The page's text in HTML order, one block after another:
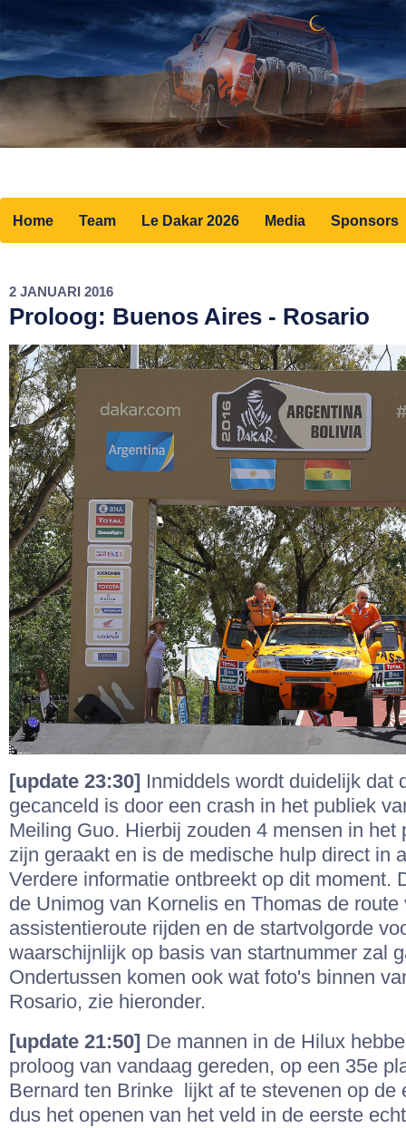
Home Team Le Dakar 2026 Media Sponsors
2 JANUARI 2016
Proloog: Buenos Aires - Rosario
[update 23:30] Inmiddels wordt duidelijk dat
gecanceld is door een crash in het publiek
Meiling Guo. Hierbij zouden 4 mensen in het
zijn geraakt en is de medische hulp direct in
Verdere informatie ontbreekt op dit moment.
de Unimog van Kornelis en Thomas de
assistentieroute rijden en de startvolgorde
waarschijnlijk op basis van startnummer zal
Ondertussen komen ook wat foto's binnen
Rosario, zie hieronder.
[update 21:50] De mannen in de Hilux
proloog van vandaag gereden, op een 35e
Bernard ten Brinke lijkt af te stevenen op de
dus het openen van het veld in de eerste